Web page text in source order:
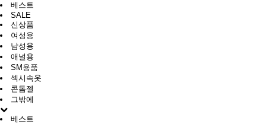
베스트
SALE
신상품
여성용
남성용
애널용
SM용품
섹시속옷
콘돔젤
그밖에
베스트